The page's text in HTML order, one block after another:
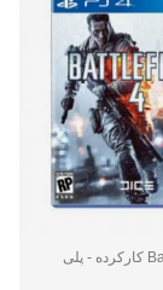
بازی Battlefield 4 کارکرده - پلی